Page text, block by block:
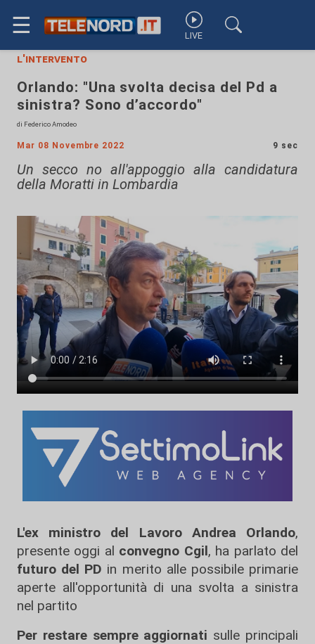
☰ LIVE
l'intervento
Orlando: "Una svolta decisa del Pd a
sinistra? Sono d’accordo"
di Federico Amodeo
Mar 08 Novembre 2022 9 sec
Un secco no all'appoggio alla candidatura
della Moratti in Lombardia
L'ex ministro del Lavoro Andrea Orlando,
presente oggi al convegno Cgil, ha parlato del
futuro del PD in merito alle possibile primarie
aperte all'opportunità di una svolta a sinistra
nel partito
Per restare sempre aggiornati sulle principali